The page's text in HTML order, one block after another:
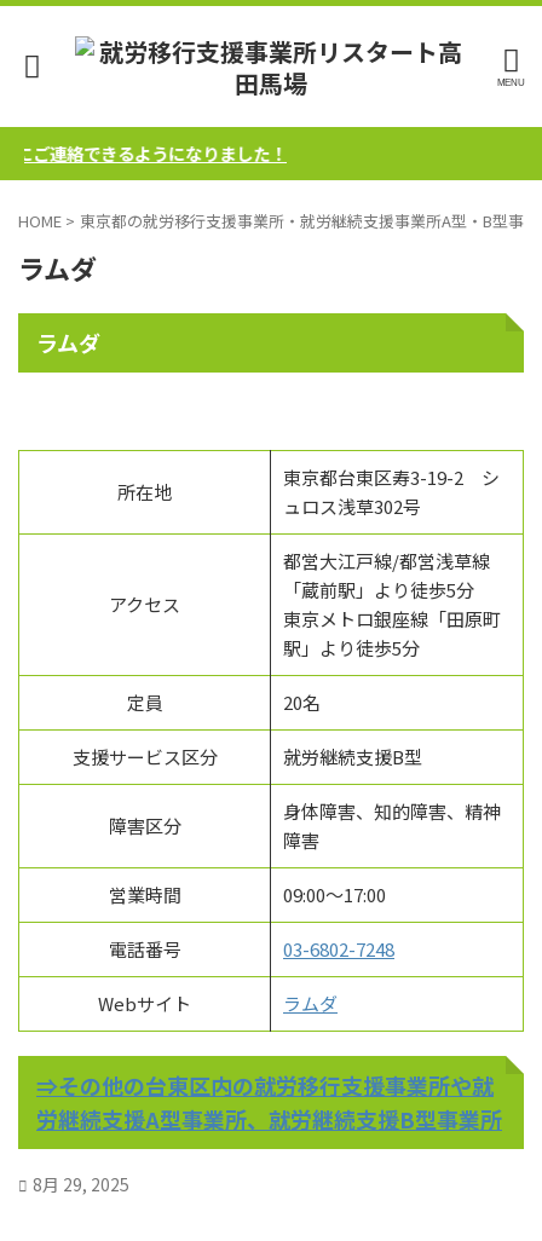
ご連絡できるようになりました！
HOME > 東京都の就労移行支援事業所・就労継続支援事業所A型・B型事
ラムダ
ラムダ
所在地
東京都台東区寿3-19-2 シ
ュロス浅草302号
アクセス
都営大江戸線/都営浅草線
「蔵前駅」より徒歩5分
東京メトロ銀座線「田原町
駅」より徒歩5分
定員 20名
支援サービス区分 就労継続支援B型
障害区分
身体障害、知的障害、精神
障害
営業時間 09:00～17:00
電話番号 03-6802-7248
Webサイト ラムダ
⇒その他の台東区内の就労移行支援事業所や就
労継続支援A型事業所、就労継続支援B型事業所
8月 29, 2025